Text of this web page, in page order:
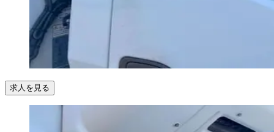
求人を見る